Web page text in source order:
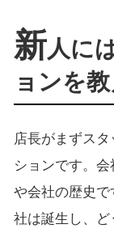
新人に
ョンを
店長がまずス
ションです。
や会社の歴史
社は誕生し、